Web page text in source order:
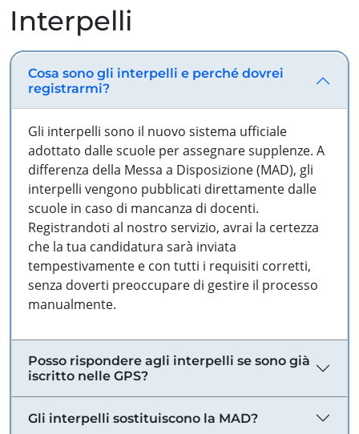
Interpelli
Cosa sono gli interpelli e perché dovrei
registrarmi?
Gli interpelli sono il nuovo sistema ufficiale
adottato dalle scuole per assegnare supplenze. A
differenza della Messa a Disposizione (MAD), gli
interpelli vengono pubblicati direttamente dalle
scuole in caso di mancanza di docenti.
Registrandoti al nostro servizio, avrai la certezza
che la tua candidatura sarà inviata
tempestivamente e con tutti i requisiti corretti,
senza doverti preoccupare di gestire il processo
manualmente.
Posso rispondere agli interpelli se sono già
iscritto nelle GPS?
Gli interpelli sostituiscono la MAD?